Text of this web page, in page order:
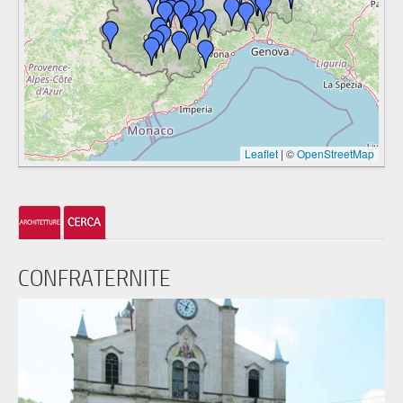
Leaflet | ©OpenStreetMap
CONFRATERNITE